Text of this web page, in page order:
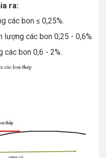
ra:
các bon ≤ 0,25%.
lượng các bon 0,25 - 0,6%.
các bon 0,6 - 2%.